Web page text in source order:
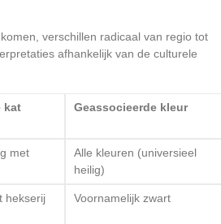
verschillen radicaal van regio tot
afhankelijk van de culturele
kat Geassocieerde kleur
met
Alle kleuren (universieel
heilig)
hekserij Voornamelijk zwart